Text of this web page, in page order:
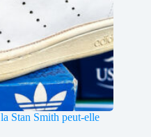
Stan Smith peut-elle